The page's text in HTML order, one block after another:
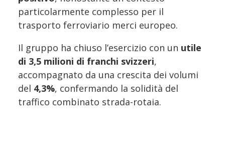
particolarmente complesso per il
trasporto ferroviario merci europeo.
Il gruppo ha chiuso l’esercizio con un utile
di 3,5 milioni di franchi svizzeri,
accompagnato da una crescita dei volumi
del 4,3%, confermando la solidità del
traffico combinato strada-rotaia.